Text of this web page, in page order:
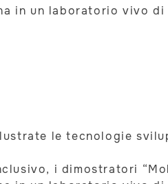
in un laboratorio vivo
le tecnologie
i dimostratori